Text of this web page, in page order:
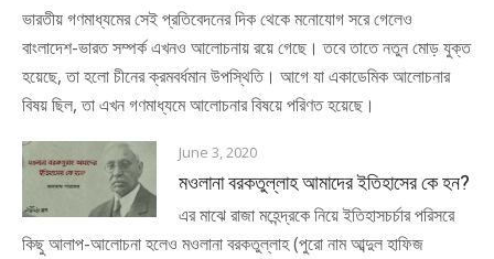
ভারতীয় গণমাধ্যমের সেই প্রতিবেদনের দিক থেকে মনোযোগ সরে গেলেও
বাংলাদেশ-ভারত সম্পর্ক এখনও আলোচনায় রয়ে গেছে। তবে তাতে নতুন মোড় যুক্ত
হয়েছে, তা হলো চীনের ক্রমবর্ধমান উপস্থিতি। আগে যা একাডেমিক আলোচনার
বিষয় ছিল, তা এখন গণমাধ্যমে আলোচনার বিষয়ে পরিণত হয়েছে।
June 3, 2020
মওলানা বরকতুল্লাহ আমাদের ইতিহাসের কে হন?
এর মাঝে রাজা মহেন্দ্রকে নিয়ে ইতিহাসচর্চার পরিসরে
কিছু আলাপ-আলোচনা হলেও মওলানা বরকতুল্লাহ (পুরো নাম আব্দুল হাফিজ